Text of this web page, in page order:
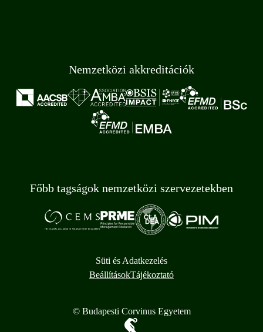
Nemzetközi akkreditációk
Főbb tagságok nemzetközi szervezetekben
Süti és Adatkezelés
BeállításokTájékoztató
© Budapesti Corvinus Egyetem